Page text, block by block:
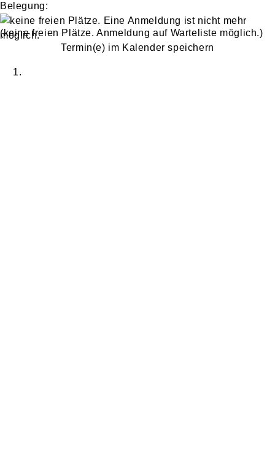
Belegung:
(keine freien Plätze. Anmeldung auf Warteliste möglich.)
Termin(e) im Kalender speichern